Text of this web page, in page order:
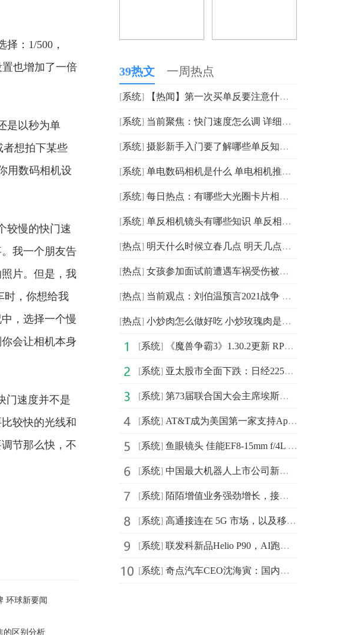
：1/500，
置也增加了一倍
是以秒为单
者想拍下某些
用数码相机设
较慢的快门速
我一个朋友告
片。但是，我
时，你想给我
，选择一个慢
会让相机本身
门速度并不是
较快的光线和
节那么快，不
环球新要闻
的区别分析
39热文 一周热点
[系统] 【热闻】第一次买单反要注意什么 第一次买单反注意事项
[系统] 当前聚焦：快门速度怎么调 详细介绍
[系统] 摄影新手入门要了解哪些单反知识 摄影新手入门必看的单
[系统] 单电数码相机是什么 单电相机推荐:世界滚动
[系统] 每日热点：有哪些大光圈卡片相机 大光圈卡片相机推荐
[系统] 单反相机镜头有哪些知识 单反相机镜头知识详解|每日视点
[热点] 明天什么时候立春几点 明天几点打春
[热点] 女孩参加面试前遭遇车祸受伤被困 女子面试前出车祸 _世
[热点] 当前观点：刘伯温预言2021战争 烧饼歌预测2021年比2020
[热点] 小炒肉怎么做好吃 小炒玫瑰肉是哪里的菜系 -世界热文
[系统] 《魔兽争霸3》1.30.2更新 RPG地图进行了世界合服
[系统] 亚太股市全面下跌：日经225指数跌1.3%
[系统] 第73届联合国大会主席埃斯皮诺萨4日宣布启动全球反塑料污
[系统] AT&T成为美国第一家支持Apple eSIM技术的运营商
[系统] 鱼眼镜头 佳能EF8-15mm f/4L 售价7799元
[系统] 中国最大机器人上市公司新松创始人曲道奎发表：《AI 赋
[系统] 陌陌增值业务强劲增长，接棒直播成新驱动
[系统] 高通接连在 5G 市场，以及移动芯片布局刷新市场的三观
[系统] 联发科新品Helio P90，AI跑分高但CPU及GPU性能未知
[系统] 奇点汽车CEO沈海寅：国内汽车行业迎来“奇点”